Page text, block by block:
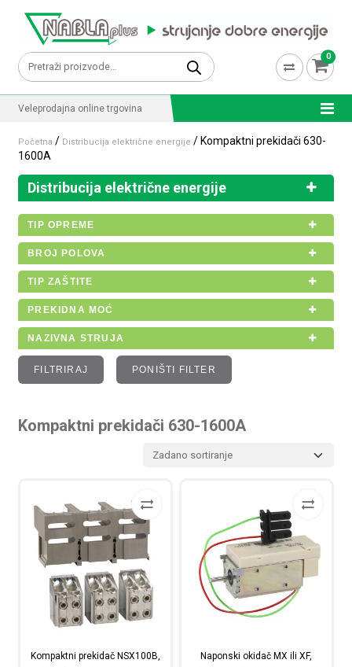
Pretraži: 0
Veleprodajna online trgovina
Početna / Distribucija električne energije / Kompaktni prekidači 630-
1600A
Distribucija električne energije
TIP OPREME
BROJ POLOVA
TIP ZAŠTITE
PREKIDNA MOĆ
NAZIVNA STRUJA
FILTRIRAJ PONIŠTI FILTER
Kompaktni prekidači 630-1600A
Kompaktni prekidač NSX100B,
Naponski okidač MX ili XF,